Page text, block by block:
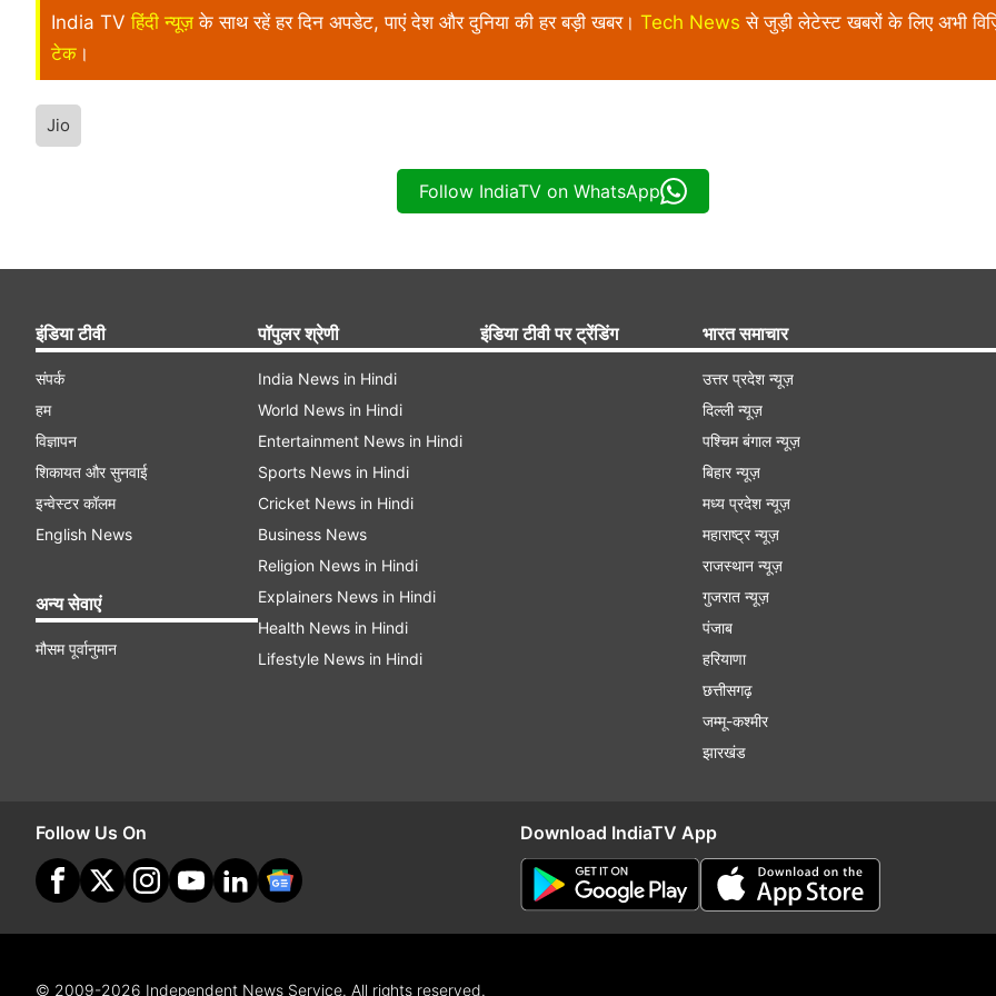
India TV हिंदी न्यूज़ के साथ रहें हर दिन अपडेट, पाएं देश और दुनिया की हर बड़ी खबर। Tech News से जुड़ी लेटेस्ट खबरों के लिए अभी
टेक ।
Jio
Follow IndiaTV on WhatsApp
इंडिया टीवी
संपर्क
हम
विज्ञापन
शिकायत और सुनवाई
इन्वेस्टर कॉलम
English News
अन्य सेवाएं
मौसम पूर्वानुमान
पॉपुलर श्रेणी
India News in Hindi
World News in Hindi
Entertainment News in Hindi
Sports News in Hindi
Cricket News in Hindi
Business News
Religion News in Hindi
Explainers News in Hindi
Health News in Hindi
Lifestyle News in Hindi
इंडिया टीवी पर ट्रेंडिंग भारत समाचार
उत्तर प्रदेश न्यूज़
दिल्ली न्यूज़
पश्चिम बंगाल न्यूज़
बिहार न्यूज़
मध्य प्रदेश न्यूज़
महाराष्ट्र न्यूज़
राजस्थान न्यूज़
गुजरात न्यूज़
पंजाब
हरियाणा
छत्तीसगढ़
जम्मू-कश्मीर
झारखंड
Follow Us On Download IndiaTV App
© 2009-2026 Independent News Service. All rights reserved.